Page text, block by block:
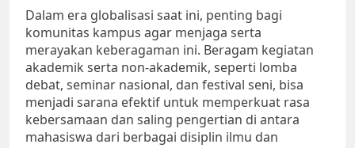
Dalam era globalisasi saat ini, penting bagi
komunitas kampus agar menjaga serta
merayakan keberagaman ini. Beragam kegiatan
akademik serta non-akademik, seperti lomba
debat, seminar nasional, dan festival seni, bisa
menjadi sarana efektif untuk memperkuat rasa
kebersamaan dan saling pengertian di antara
mahasiswa dari berbagai disiplin ilmu dan